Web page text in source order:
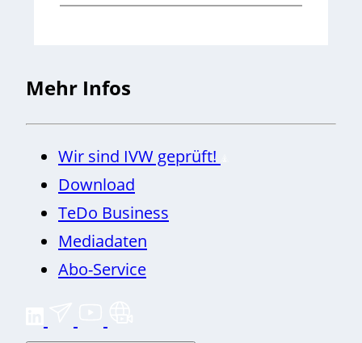
Mehr Infos
Wir sind IVW geprüft!
Download
TeDo Business
Mediadaten
Abo-Service